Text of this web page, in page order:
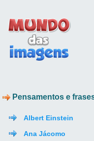
Pensamentos e
Albert Einstein
Ana Jácomo